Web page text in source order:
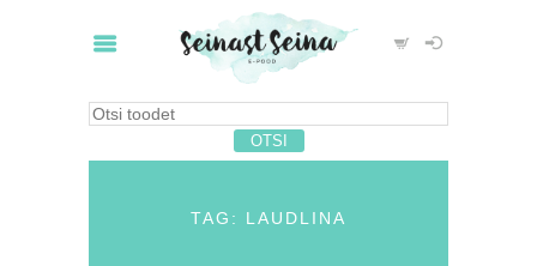
TAG: LAUDLINA